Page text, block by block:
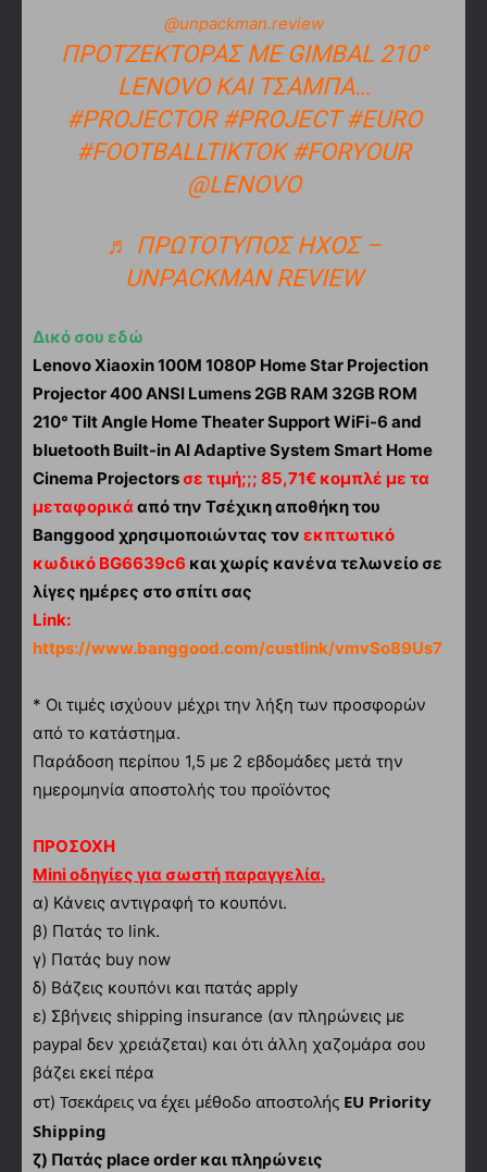
@unpackman.review
ΠΡΟΤΖΈΚΤΟΡΑΣ ΜΕ GIMBAL 210°
LENOVO ΚΑΙ ΤΣΑΜΠΑ…
#PROJECTOR #PROJECT #EURO
#FOOTBALLTIKTOK #FORYOUR
@LENOVO
♬ ΠΡΩΤΌΤΥΠΟΣ ΉΧΟΣ –
UNPACKMAN REVIEW
Δικό σου εδώ
Lenovo Xiaoxin 100M 1080P Home Star Projection
Projector 400 ANSI Lumens 2GB RAM 32GB ROM
210° Tilt Angle Home Theater Support WiFi-6 and
bluetooth Built-in AI Adaptive System Smart Home
Cinema Projectors σε τιμή;;; 85,71€ κομπλέ με τα
μεταφορικά από την Τσέχικη αποθήκη του
Banggood χρησιμοποιώντας τον εκπτωτικό
κωδικό BG6639c6 και χωρίς κανένα τελωνείο σε
λίγες ημέρες στο σπίτι σας
Link:
https://www.banggood.com/custlink/vmvSo89Us7
* Οι τιμές ισχύουν μέχρι την λήξη των προσφορών
από το κατάστημα.
Παράδοση περίπου 1,5 με 2 εβδομάδες μετά την
ημερομηνία αποστολής του προϊόντος
ΠΡΟΣΟΧΗ
Mini οδηγίες για σωστή παραγγελία.
α) Κάνεις αντιγραφή το κουπόνι.
β) Πατάς το link.
γ) Πατάς buy now
δ) Βάζεις κουπόνι και πατάς apply
ε) Σβήνεις shipping insurance (αν πληρώνεις με
paypal δεν χρειάζεται) και ότι άλλη χαζομάρα σου
βάζει εκεί πέρα
στ) Τσεκάρεις να έχει μέθοδο αποστολής EU Priority
Shipping
ζ) Πατάς place order και πληρώνεις